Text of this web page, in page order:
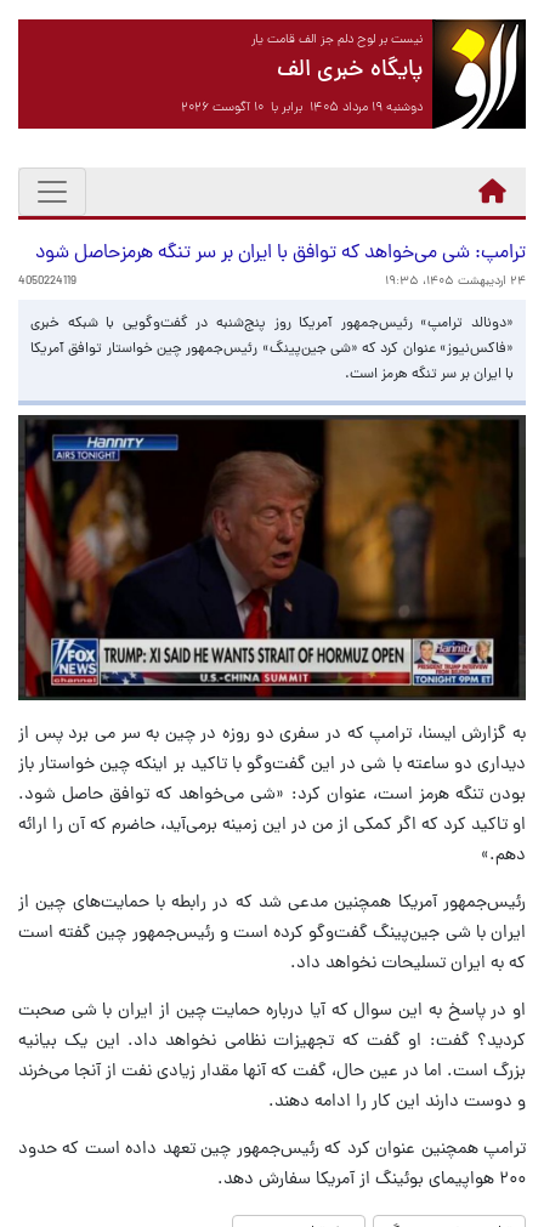
نیست بر لوح دلم جز الف قامت یار
پایگاه خبری الف
دوشنبه ۱۹ مرداد ۱۴۰۵ برابر با ۱۰ آگوست ۲۰۲۶
ترامپ: شی می‌خواهد که توافق با ایران بر سر تنگه هرمزحاصل شود
۲۴ اردیبهشت ۱۴۰۵، ۱۹:۳۵ 4050224119
«دونالد ترامپ» رئیس‌جمهور آمریکا روز پنج‌شنبه در گفت‌وگویی با شبکه خبری
«فاکس‌نیوز» عنوان کرد که «شی جین‌پینگ» رئیس‌جمهور چین خواستار توافق آمریکا
با ایران بر سر تنگه هرمز است.
به گزارش ایسنا، ترامپ که در سفری دو روزه در چین به سر می برد پس از
دیداری دو ساعته با شی در این گفت‌وگو با تاکید بر اینکه چین خواستار باز
بودن تنگه هرمز است، عنوان کرد: «شی می‌خواهد که توافق حاصل شود.
او تاکید کرد که اگر کمکی از من در این زمینه برمی‌آید، حاضرم که آن را ارائه
دهم.»
رئیس‌جمهور آمریکا همچنین مدعی شد که در رابطه با حمایت‌های چین از
ایران با شی جین‌پینگ گفت‌وگو کرده است و رئیس‌جمهور چین گفته است
که به ایران تسلیحات نخواهد داد.
او در پاسخ به این سوال که آیا درباره حمایت چین از ایران با شی صحبت
کردید؟ گفت: او گفت که تجهیزات نظامی نخواهد داد. این یک بیانیه
بزرگ است. اما در عین حال، گفت که آنها مقدار زیادی نفت از آنجا می‌خرند
و دوست دارند این کار را ادامه دهند.
ترامپ همچنین عنوان کرد که رئیس‌جمهور چین تعهد داده است که حدود
۲۰۰ هواپیمای بوئینگ از آمریکا سفارش دهد.